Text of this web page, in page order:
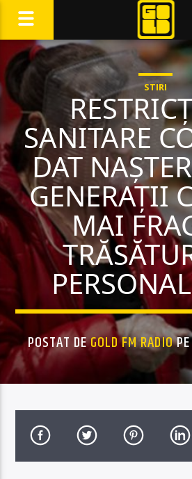
STIRI
SANITARE
DAT
GENERAȚII
MAI
POSTAT DEGOLD FM RADIO